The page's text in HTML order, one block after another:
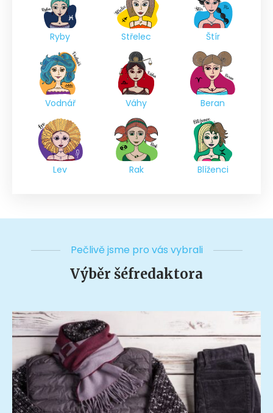
Ryby Střelec Štír
Vodnář Váhy Beran
Lev Rak Blíženci
Pečlivě jsme pro vás vybrali
Výběr šéfredaktora